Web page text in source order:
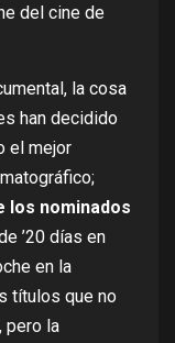
del cine de
la cosa
han decidido
el mejor
los nominados
’20 días en
en la
títulos que no
pero la